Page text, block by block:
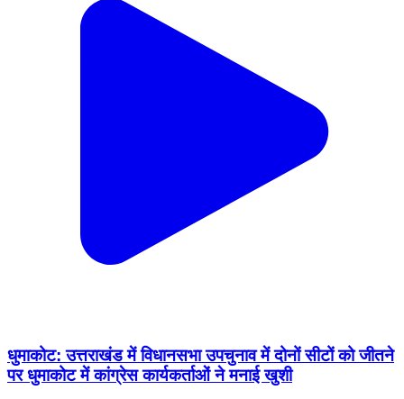
धुमाकोट: उत्तराखंड में विधानसभा उपचुनाव में दोनों सीटों को जीतने
पर धुमाकोट में कांग्रेस कार्यकर्ताओं ने मनाई खुशी